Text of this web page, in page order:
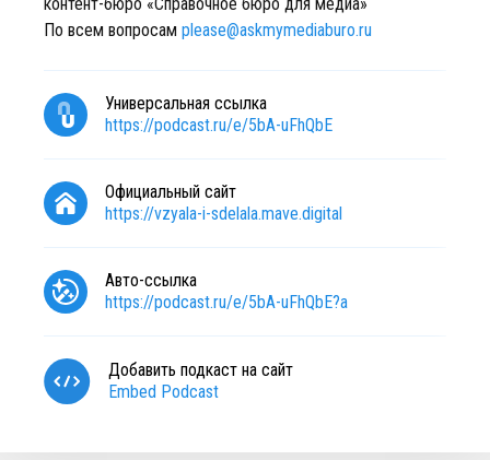
По всем вопросам please@askmymediaburo.ru
Универсальная ссылка
https://podcast.ru/e/5bA-uFhQbE
Официальный сайт
https://vzyala-i-sdelala.mave.digital
Авто-ссылка
https://podcast.ru/e/5bA-uFhQbE?a
Добавить подкаст на сайт
Embed Podcast